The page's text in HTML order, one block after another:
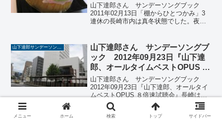
山下達郎さん サンデーソングブック
2011年02月13日「棚からひとつかみ」3
連休の長崎市内は真冬状態でした。夜明
わる目まぐるしい天候でした。車で外に
出ると吹...
山下達郎さん サンデーソングブ
ック 2012年09月23日『山下達
郎、オールタイムベストOPUS ８
倍速試聴会』
山下達郎さん サンデーソングブック
2012年09月23日『山下達郎、オールタイ
ムベストOPUS ８倍速試聴会』長崎は秋
晴れの良い天気に恵まれました。今日の
サンソンは８倍速試聴会って、最初はな
んだろう？って思いましたが、上手く編
メニュー ホーム 検索 トップ サイドバー